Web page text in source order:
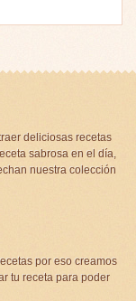
deliciosas recetas
sabrosa en el día,
nuestra colección
por eso creamos
tu receta para poder